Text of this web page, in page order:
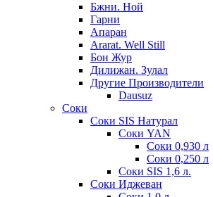
Бжни. Ной
Гарни
Апаран
Ararat. Well Still
Бон Жур
Дилижан. Зулал
Другие Производители
Dausuz
Соки
Соки SIS Натурал
Соки YAN
Соки 0,930 л
Соки 0,250 л
Соки SIS 1,6 л.
Соки Иджеван